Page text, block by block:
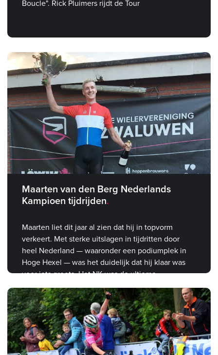
Boucle". Rick Pluimers rijdt de Tour
Maarten van den Berg Nederlands
Kampioen tijdrijden
Maarten liet dit jaar al zien dat hij in topvorm
verkeert. Met sterke uitslagen in tijdritten door
heel Nederland — waaronder een podiumplek in
Hoge Hexel — was het duidelijk dat hij klaar was
voor iets groots. Het NK was de ultieme
bevestiging.